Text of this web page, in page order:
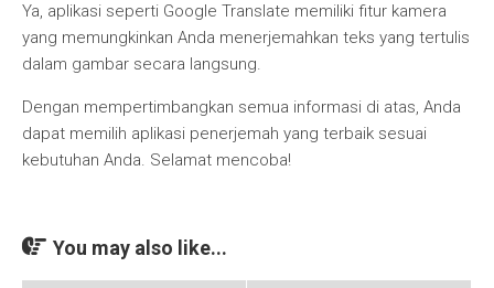
Ya, aplikasi seperti Google Translate memiliki fitur kamera
yang memungkinkan Anda menerjemahkan teks yang tertulis
dalam gambar secara langsung.
Dengan mempertimbangkan semua informasi di atas, Anda
dapat memilih aplikasi penerjemah yang terbaik sesuai
kebutuhan Anda. Selamat mencoba!
You may also like...